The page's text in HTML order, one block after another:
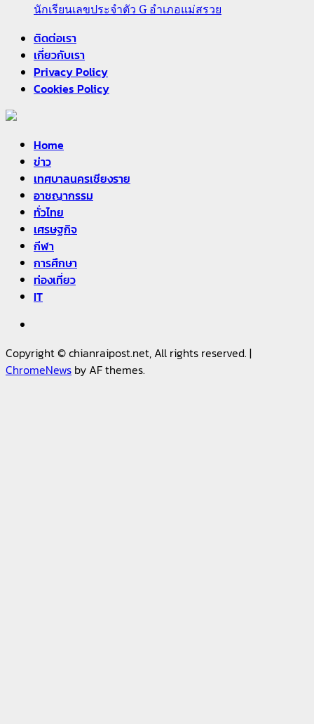
News
มอบบัตรประจำตัวบุคคลผู้ไม่มีสถานะทางทะเบียน แก่
นักเรียนเลขประจำตัว G อำเภอแม่สรวย
20 กรกฎาคม, 2026
นักเรียนเลขประจำตัว G อำเภอแม่สรวย
ติดต่อเรา
เกี่ยวกับเรา
Privacy Policy
Cookies Policy
Home
ข่าว
เทศบาลนครเชียงราย
อาชญากรรม
ทั่วไทย
เศรษฐกิจ
กีฬา
การศึกษา
ท่องเที่ยว
IT
Copyright © chianraipost.net, All rights reserved. |
ChromeNews by AF themes.